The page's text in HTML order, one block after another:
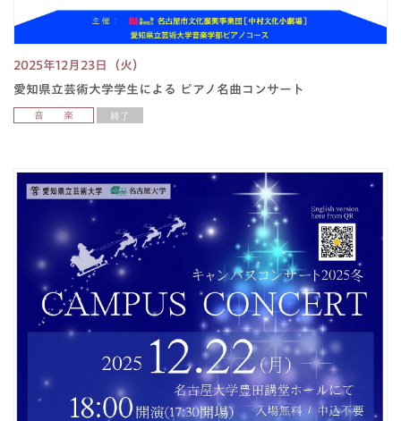
2025年12月23日（火）
愛知県立芸術大学学生による ピアノ名曲コンサート
音 楽 終了